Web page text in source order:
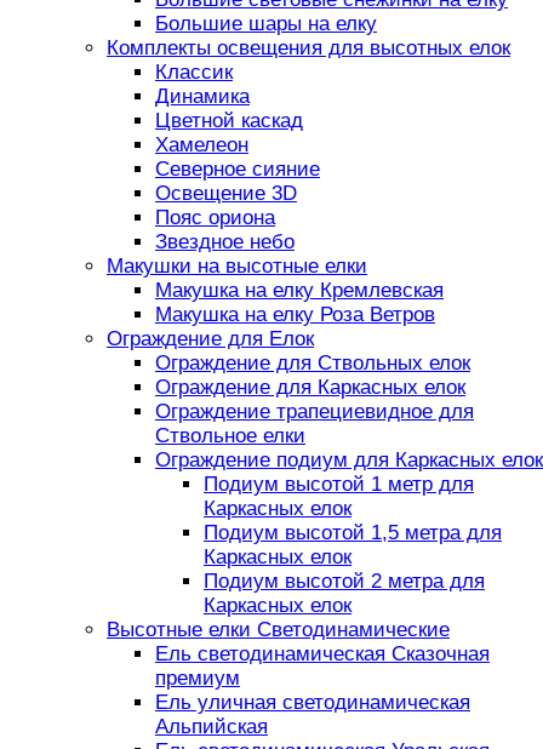
Большие шары на елку
Комплекты освещения для высотных елок
Классик
Динамика
Цветной каскад
Хамелеон
Северное сияние
Освещение 3D
Пояс ориона
Звездное небо
Макушки на высотные елки
Макушка на елку Кремлевская
Макушка на елку Роза Ветров
Ограждение для Елок
Ограждение для Ствольных елок
Ограждение для Каркасных елок
Ограждение трапециевидное для
Ствольное елки
Ограждение подиум для Каркасных елок
Подиум высотой 1 метр для
Каркасных елок
Подиум высотой 1,5 метра для
Каркасных елок
Подиум высотой 2 метра для
Каркасных елок
Высотные елки Светодинамические
Ель светодинамическая Сказочная
премиум
Ель уличная светодинамическая
Альпийская